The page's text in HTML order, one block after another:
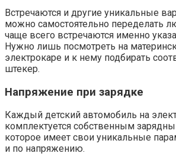
Встречаются и другие уникальные
можно самостоятельно переделать
чаще всего встречаются именно
Нужно лишь посмотреть на
электрокаре и к нему подбирать
штекер.
Напряжение при зарядке
Каждый детский автомобиль на
комплектуется собственным
которое имеет свои уникальные
и по напряжению.